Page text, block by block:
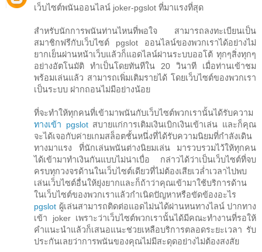
เว็บไซต์พนันออนไลน์ joker-pgslot ที่มาแรงที่สุด
สำหรับนักการพนันท่านไหนที่พอใจ สามารถลงทะเบียนเป็น
สมาชิกฟรีกับเว็บไซต์ pgslot ออนไลน์ของพวกเราได้อย่างไม่
ยากเย็นผ่านหน้าเว็บแล้วก็แอดไลน์ผ่านระบบออโต้ ทุกๆสิ่งทุกๆ
อย่างอัตโนมัติ ทำเป็นโดยทันทีใน 20 วินาที เมื่อท่านเข้าชม
พร้อมเล่นแล้ว สามารถเพิ่มเติมรายได้ โดยเว็บไซต์ของพวกเรา
เป็นระบบ ฝากถอนไม่มีอย่างน้อย
ที่จะทำให้ทุกคนที่เข้ามาพนันกับเว็บไซต์พวกเรานั้นได้รับความ
ทางเข้า pgslotสบายแก่การเติมเงินเบิกเงินเข้าเล่น และก็คุณ
จะได้เจอกับค่ายเกมสล็อตชั้นหนึ่งที่ได้รับความนิยมที่กำลังเดิน
ทางมาแรง ที่นักเล่นพนันต่างนิยมเล่น มารวบรวมไว้ให้ทุกคน
ได้เข้ามาทำเงินกันแบบไม่น่าเบื่อ กล่าวได้ว่าเป็นเว็บไซต์ที่จบ
ครบทุกวงจรด้านในเว็บไซต์เดียวที่ไม่ต้องเสียเวล่ำเวลาไปพบ
เล่นเว็บไซต์อื่นให้ยุ่งยากและก็ถ้าว่าคุณเข้ามาใช้บริการด้าน
ในเว็บไซต์ของพวกเราแล้วกำเนิดปัญหาหรือขัดข้องอะไร
pgslot ผู้เล่นสามารถติดต่อแอดไม่นได้ผ่านหนทางไลน์ ปากทาง
เข้า joker เพราะว่าเว็บไซต์พวกเรานั้นได้มีคณะทำงานที่รอให้
คำแนะนำแล้วก็เสนอแนะช่วยเหลือบริการตลอดระยะเวลา รับ
ประกันเลยว่าการพนันของคุณไม่มีสะดุดอย่างไม่ต้องสงสัย